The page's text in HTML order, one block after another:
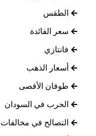
الطقس
سعر الفائدة
فانتازي
أسعار الذهب
طوفان الأقصى
الحرب في السودان
التصالح في مخالفات